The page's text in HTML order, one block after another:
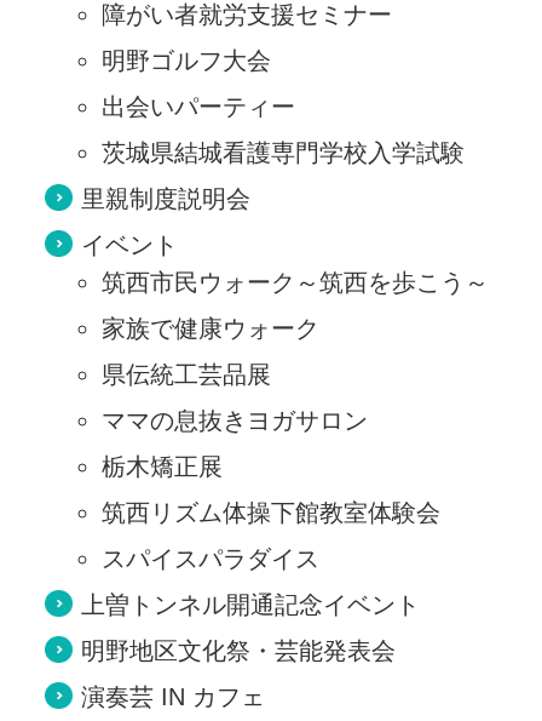
障がい者就労支援セミナー
明野ゴルフ大会
出会いパーティー
茨城県結城看護専門学校入学試験
里親制度説明会
イベント
筑西市民ウォーク～筑西を歩こう～
家族で健康ウォーク
県伝統工芸品展
ママの息抜きヨガサロン
栃木矯正展
筑西リズム体操下館教室体験会
スパイスパラダイス
上曽トンネル開通記念イベント
明野地区文化祭・芸能発表会
演奏芸 IN カフェ